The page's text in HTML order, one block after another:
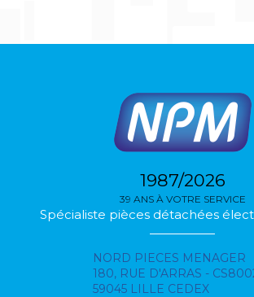
1987/2026
39 ANS À VOTRE SERVICE
Spécialiste pièces détachées
NORD PIECES MENAGER
180, RUE D'ARRAS -
59045 LILLE CEDEX